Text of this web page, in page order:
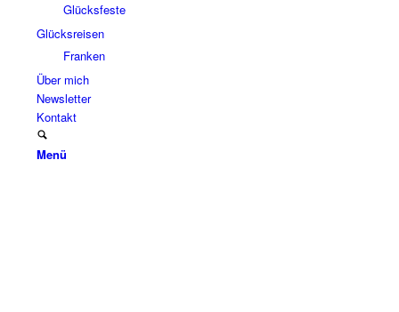
Glücksfeste
Glücksreisen
Franken
Über mich
Newsletter
Kontakt
Menü